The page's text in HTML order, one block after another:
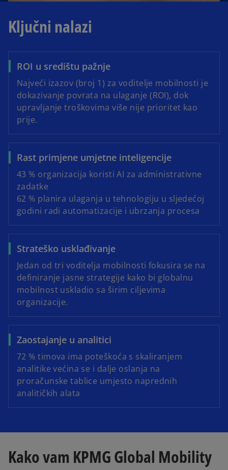
Ključni nalazi
ROI u središtu pažnje
Najveći izazov (broj 1) za voditelje mobilnosti je
dokazivanje povrata na ulaganje (ROI), dok
upravljanje troškovima više nije prioritet kao
prije.
Rast primjene umjetne inteligencije
43 % organizacija koristi AI za administrativne
zadatke
62 % planira ulaganja u tehnologiju u sljedećoj
godini radi automatizacije i ubrzanja procesa
Strateško usklađivanje
Jedan od tri voditelja mobilnosti fokusira se na
definiranje jasne strategije kako bi globalnu
mobilnost uskladio sa širim ciljevima
organizacije.
Zaostajanje u analitici
72 % timova ima poteškoća s skaliranjem
analitike većina se i dalje oslanja na
proračunske tablice umjesto naprednih
analitičkih alata
Kako vam KPMG Global Mobility